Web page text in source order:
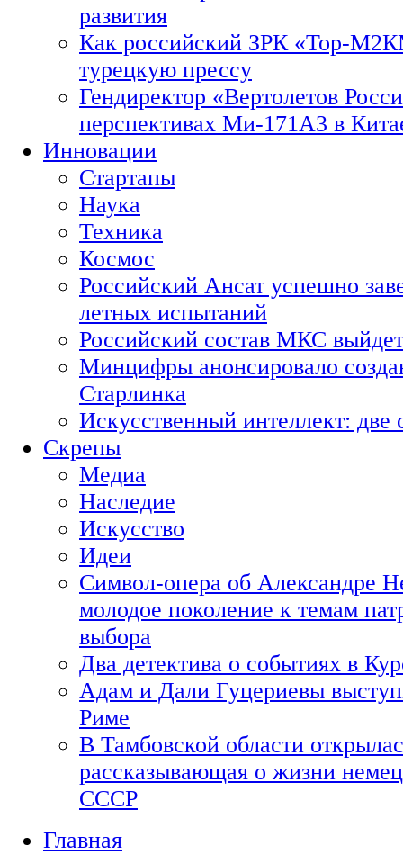
развития
Как российский ЗРК «Тор-
турецкую прессу
Гендиректор «Вертолетов
перспективах Ми-171А3 в
Инновации
Стартапы
Наука
Техника
Космос
Российский Ансат успешно
летных испытаний
Российский состав МКС
Минцифры анонсировало
Старлинка
Искусственный интеллект:
Скрепы
Медиа
Наследие
Искусство
Идеи
Символ-опера об Александре
молодое поколение к темам
выбора
Два детектива о событиях в
Адам и Дали Гуцериевы
Риме
В Тамбовской области
рассказывающая о жизни
СССР
Главная